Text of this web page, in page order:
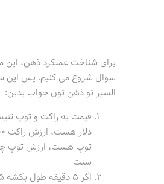
برای شناخت عملکرد ذهن، این
سوال شروع می کنیم. پس این
السیر تو ذهن تون جواب بدین:
توپ هست، ارزش توپ
سنت